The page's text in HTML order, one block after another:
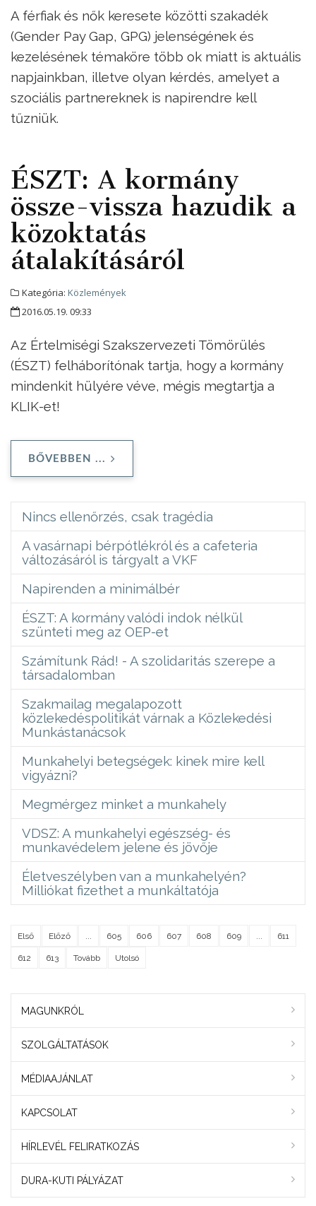
A férfiak és nők keresete közötti szakadék
(Gender Pay Gap, GPG) jelenségének és
kezelésének témaköre több ok miatt is aktuális
napjainkban, illetve olyan kérdés, amelyet a
szociális partnereknek is napirendre kell
tűzniük.
ÉSZT: A kormány
össze-vissza hazudik a
közoktatás
átalakításáról
Kategória: Közlemények
2016.05.19. 09:33
Az Értelmiségi Szakszervezeti Tömörülés
(ÉSZT) felháborítónak tartja, hogy a kormány
mindenkit hülyére véve, mégis megtartja a
KLIK-et!
BŐVEBBEN ...
Nincs ellenőrzés, csak tragédia
A vasárnapi bérpótlékról és a cafeteria
változásáról is tárgyalt a VKF
Napirenden a minimálbér
ÉSZT: A kormány valódi indok nélkül
szünteti meg az OEP-et
Számítunk Rád! - A szolidaritás szerepe a
társadalomban
Szakmailag megalapozott
közlekedéspolitikát várnak a Közlekedési
Munkástanácsok
Munkahelyi betegségek: kinek mire kell
vigyázni?
Megmérgez minket a munkahely
VDSZ: A munkahelyi egészség- és
munkavédelem jelene és jövője
Életveszélyben van a munkahelyén?
Milliókat fizethet a munkáltatója
Első Előző 605 606 607 608 609 611
612 613 Tovább Utolsó
MAGUNKRÓL
SZOLGÁLTATÁSOK
MÉDIAAJÁNLAT
KAPCSOLAT
HÍRLEVÉL FELIRATKOZÁS
DURA-KUTI PÁLYÁZAT